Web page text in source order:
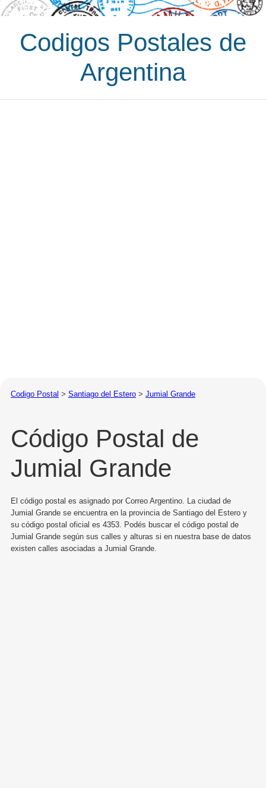
Codigos Postales de
Argentina
Codigo Postal > Santiago del Estero > Jumial Grande
Código Postal de
Jumial Grande
El código postal es asignado por Correo Argentino. La ciudad de
Jumial Grande se encuentra en la provincia de Santiago del Estero y
su código postal oficial es 4353. Podés buscar el código postal de
Jumial Grande según sus calles y alturas si en nuestra base de datos
existen calles asociadas a Jumial Grande.